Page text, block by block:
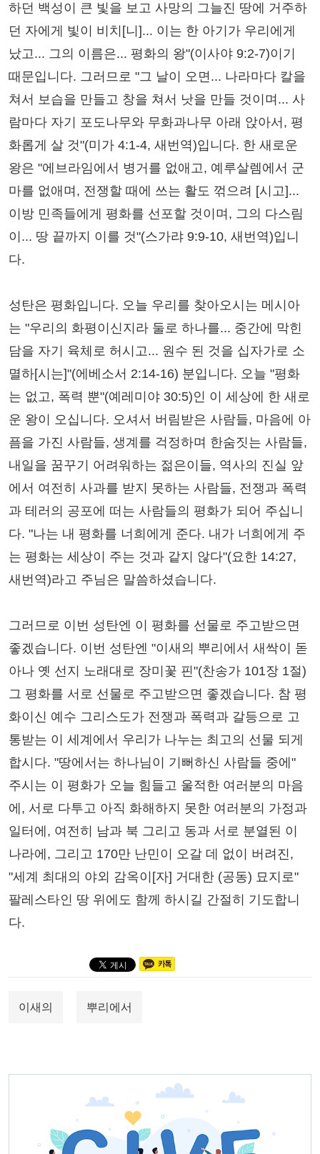
하던 백성이 큰 빛을 보고 사망의 그늘진 땅에 거주하
던 자에게 빛이 비치[니]... 이는 한 아기가 우리에게
났고... 그의 이름은... 평화의 왕"(이사야 9:2-7)이기
때문입니다. 그러므로 "그 날이 오면... 나라마다 칼을
쳐서 보습을 만들고 창을 쳐서 낫을 만들 것이며... 사
람마다 자기 포도나무와 무화과나무 아래 앉아서, 평
화롭게 살 것"(미가 4:1-4, 새번역)입니다. 한 새로운
왕은 "에브라임에서 병거를 없애고, 예루살렘에서 군
마를 없애며, 전쟁할 때에 쓰는 활도 꺾으려 [시고]...
이방 민족들에게 평화를 선포할 것이며, 그의 다스림
이... 땅 끝까지 이를 것"(스가랴 9:9-10, 새번역)입니
다.
성탄은 평화입니다. 오늘 우리를 찾아오시는 메시아
는 "우리의 화평이신지라 둘로 하나를... 중간에 막힌
담을 자기 육체로 허시고... 원수 된 것을 십자가로 소
멸하[시는]"(에베소서 2:14-16) 분입니다. 오늘 "평화
는 없고, 폭력 뿐"(예레미야 30:5)인 이 세상에 한 새로
운 왕이 오십니다. 오셔서 버림받은 사람들, 마음에 아
픔을 가진 사람들, 생계를 걱정하며 한숨짓는 사람들,
내일을 꿈꾸기 어려워하는 젊은이들, 역사의 진실 앞
에서 여전히 사과를 받지 못하는 사람들, 전쟁과 폭력
과 테러의 공포에 떠는 사람들의 평화가 되어 주십니
다. "나는 내 평화를 너희에게 준다. 내가 너희에게 주
는 평화는 세상이 주는 것과 같지 않다"(요한 14:27,
새번역)라고 주님은 말씀하셨습니다.
그러므로 이번 성탄엔 이 평화를 선물로 주고받으면
좋겠습니다. 이번 성탄엔 "이새의 뿌리에서 새싹이 돋
아나 옛 선지 노래대로 장미꽃 핀"(찬송가 101장 1절)
그 평화를 서로 선물로 주고받으면 좋겠습니다. 참 평
화이신 예수 그리스도가 전쟁과 폭력과 갈등으로 고
통받는 이 세계에서 우리가 나누는 최고의 선물 되게
합시다. "땅에서는 하나님이 기뻐하신 사람들 중에"
주시는 이 평화가 오늘 힘들고 울적한 여러분의 마음
에, 서로 다투고 아직 화해하지 못한 여러분의 가정과
일터에, 여전히 남과 북 그리고 동과 서로 분열된 이
나라에, 그리고 170만 난민이 오갈 데 없이 버려진,
"세계 최대의 야외 감옥이[자] 거대한 (공동) 묘지로"
팔레스타인 땅 위에도 함께 하시길 간절히 기도합니
다.
이새의 뿌리에서